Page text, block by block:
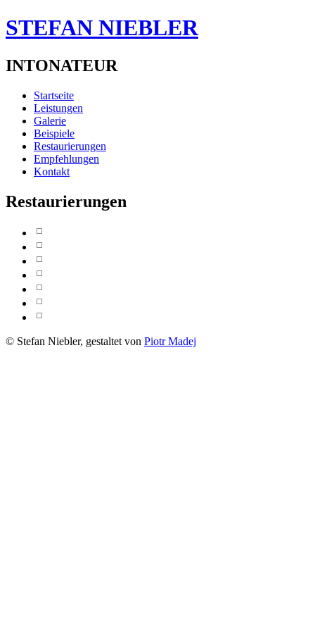
STEFAN NIEBLER
INTONATEUR
Startseite
Leistungen
Galerie
Beispiele
Restaurierungen
Empfehlungen
Kontakt
Restaurierungen
© Stefan Niebler, gestaltet von Piotr Madej